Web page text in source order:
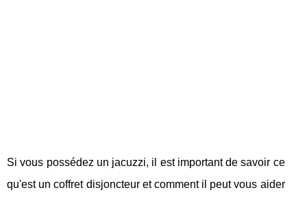
Si vous possédez un jacuzzi, il est important de savoir ce
qu'est un coffret disjoncteur et comment il peut vous aider